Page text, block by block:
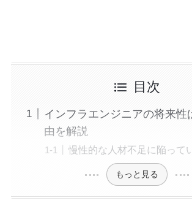
目次
インフラエンジニアの将来性
由を解説
慢性的な人材不足に陥って
もっと見る